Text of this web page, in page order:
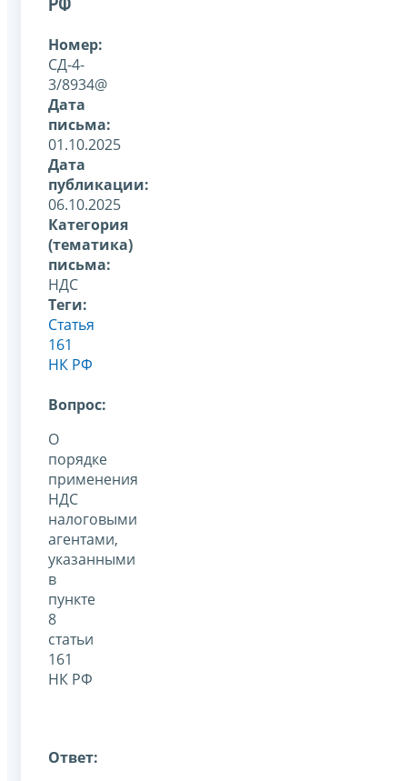
РФ
Номер:
СД-4-
3/8934@
Дата
письма:
01.10.2025
Дата
публикации:
06.10.2025
Категория
(тематика)
письма:
НДС
Теги:
Статья
161
НК РФ
Вопрос:
О
порядке
применения
НДС
налоговыми
агентами,
указанными
в
пункте
8
статьи
161
НК РФ
Ответ: